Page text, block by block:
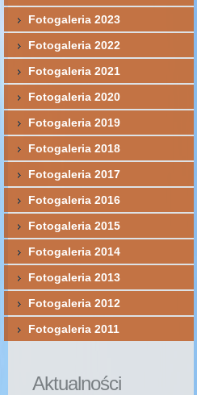
Fotogaleria 2023
Fotogaleria 2022
Fotogaleria 2021
Fotogaleria 2020
Fotogaleria 2019
Fotogaleria 2018
Fotogaleria 2017
Fotogaleria 2016
Fotogaleria 2015
Fotogaleria 2014
Fotogaleria 2013
Fotogaleria 2012
Fotogaleria 2011
Aktualności